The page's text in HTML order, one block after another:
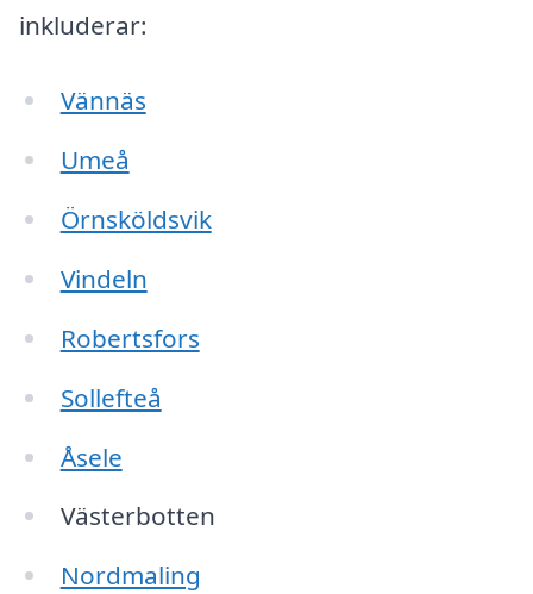
inkluderar:
Vännäs
Umeå
Örnsköldsvik
Vindeln
Robertsfors
Sollefteå
Åsele
Västerbotten
Nordmaling